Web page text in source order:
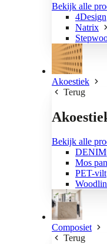
Bekijk alle
4Design
Natrix
Akoestiek
Terug
Bekijk alle
Mos
PET-vilt
Composiet
Terug